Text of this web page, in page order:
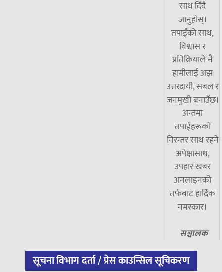
साथ दिँदै
जानुहोस्।
तपाईंको साथ,
विश्वास र
प्रतिक्रियाले नै
हामीलाई अझ
उत्तरदायी, सबल र
जनमुखी बनाउँछ।
अन्तमा
तपाईंहरूको
निरन्तर साथ रहने
अपेक्षासाथ,
उपहार खबर
अनलाइनको
तर्फबाट हार्दिक
नमस्कार।
सञ्चालक
सूचना विभाग दर्ता / प्रेस काउन्सिल सूचिकरण